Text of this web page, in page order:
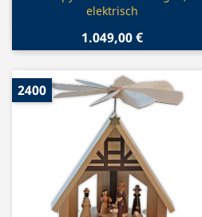
elektrisch
1.049,00 €
2400